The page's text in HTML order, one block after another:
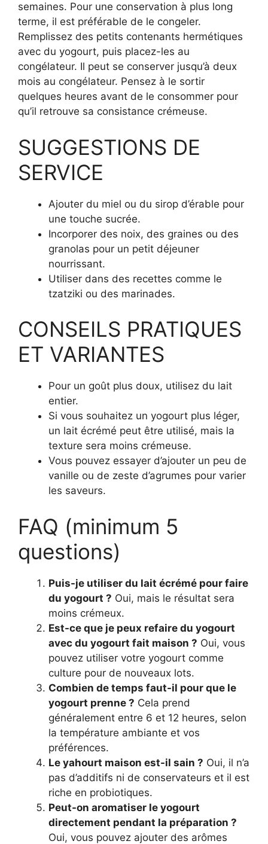
semaines. Pour une conservation à plus long
terme, il est préférable de le congeler.
Remplissez des petits contenants hermétiques
avec du yogourt, puis placez-les au
congélateur. Il peut se conserver jusqu’à deux
mois au congélateur. Pensez à le sortir
quelques heures avant de le consommer pour
qu’il retrouve sa consistance crémeuse.
SUGGESTIONS DE
SERVICE
Ajouter du miel ou du sirop d’érable pour
une touche sucrée.
Incorporer des noix, des graines ou des
granolas pour un petit déjeuner
nourrissant.
Utiliser dans des recettes comme le
tzatziki ou des marinades.
CONSEILS PRATIQUES
ET VARIANTES
Pour un goût plus doux, utilisez du lait
entier.
Si vous souhaitez un yogourt plus léger,
un lait écrémé peut être utilisé, mais la
texture sera moins crémeuse.
Vous pouvez essayer d’ajouter un peu de
vanille ou de zeste d’agrumes pour varier
les saveurs.
FAQ (minimum 5
questions)
Puis-je utiliser du lait écrémé pour faire
du yogourt ? Oui, mais le résultat sera
moins crémeux.
Est-ce que je peux refaire du yogourt
avec du yogourt fait maison ? Oui, vous
pouvez utiliser votre yogourt comme
culture pour de nouveaux lots.
Combien de temps faut-il pour que le
yogourt prenne ? Cela prend
généralement entre 6 et 12 heures, selon
la température ambiante et vos
préférences.
Le yahourt maison est-il sain ? Oui, il n’a
pas d’additifs ni de conservateurs et il est
riche en probiotiques.
Peut-on aromatiser le yogourt
directement pendant la préparation ?
Oui, vous pouvez ajouter des arômes